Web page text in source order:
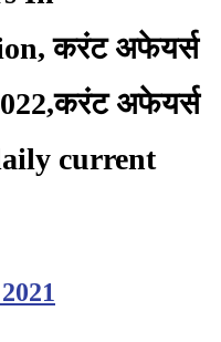
करंट अफेयर्स
अफेयर्स
current